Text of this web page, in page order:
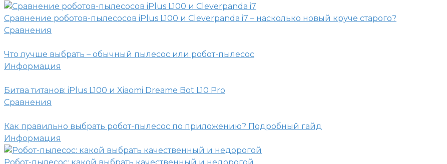
Сравнение роботов-пылесосов iPlus L100 и Cleverpanda i7 – насколько новый круче старого?
Сравнения
Что лучше выбрать – обычный пылесос или робот-пылесос
Информация
Битва титанов: iPlus L100 и Xiaomi Dreame Bot L10 Pro
Сравнения
Как правильно выбрать робот-пылесос по приложению? Подробный гайд
Информация